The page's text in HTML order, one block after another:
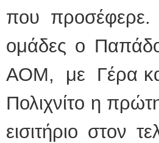
που προσέφερε.
ομάδες ο
ΑΟΜ, με Γέρα και
Πολιχνίτο η
εισιτήριο στον